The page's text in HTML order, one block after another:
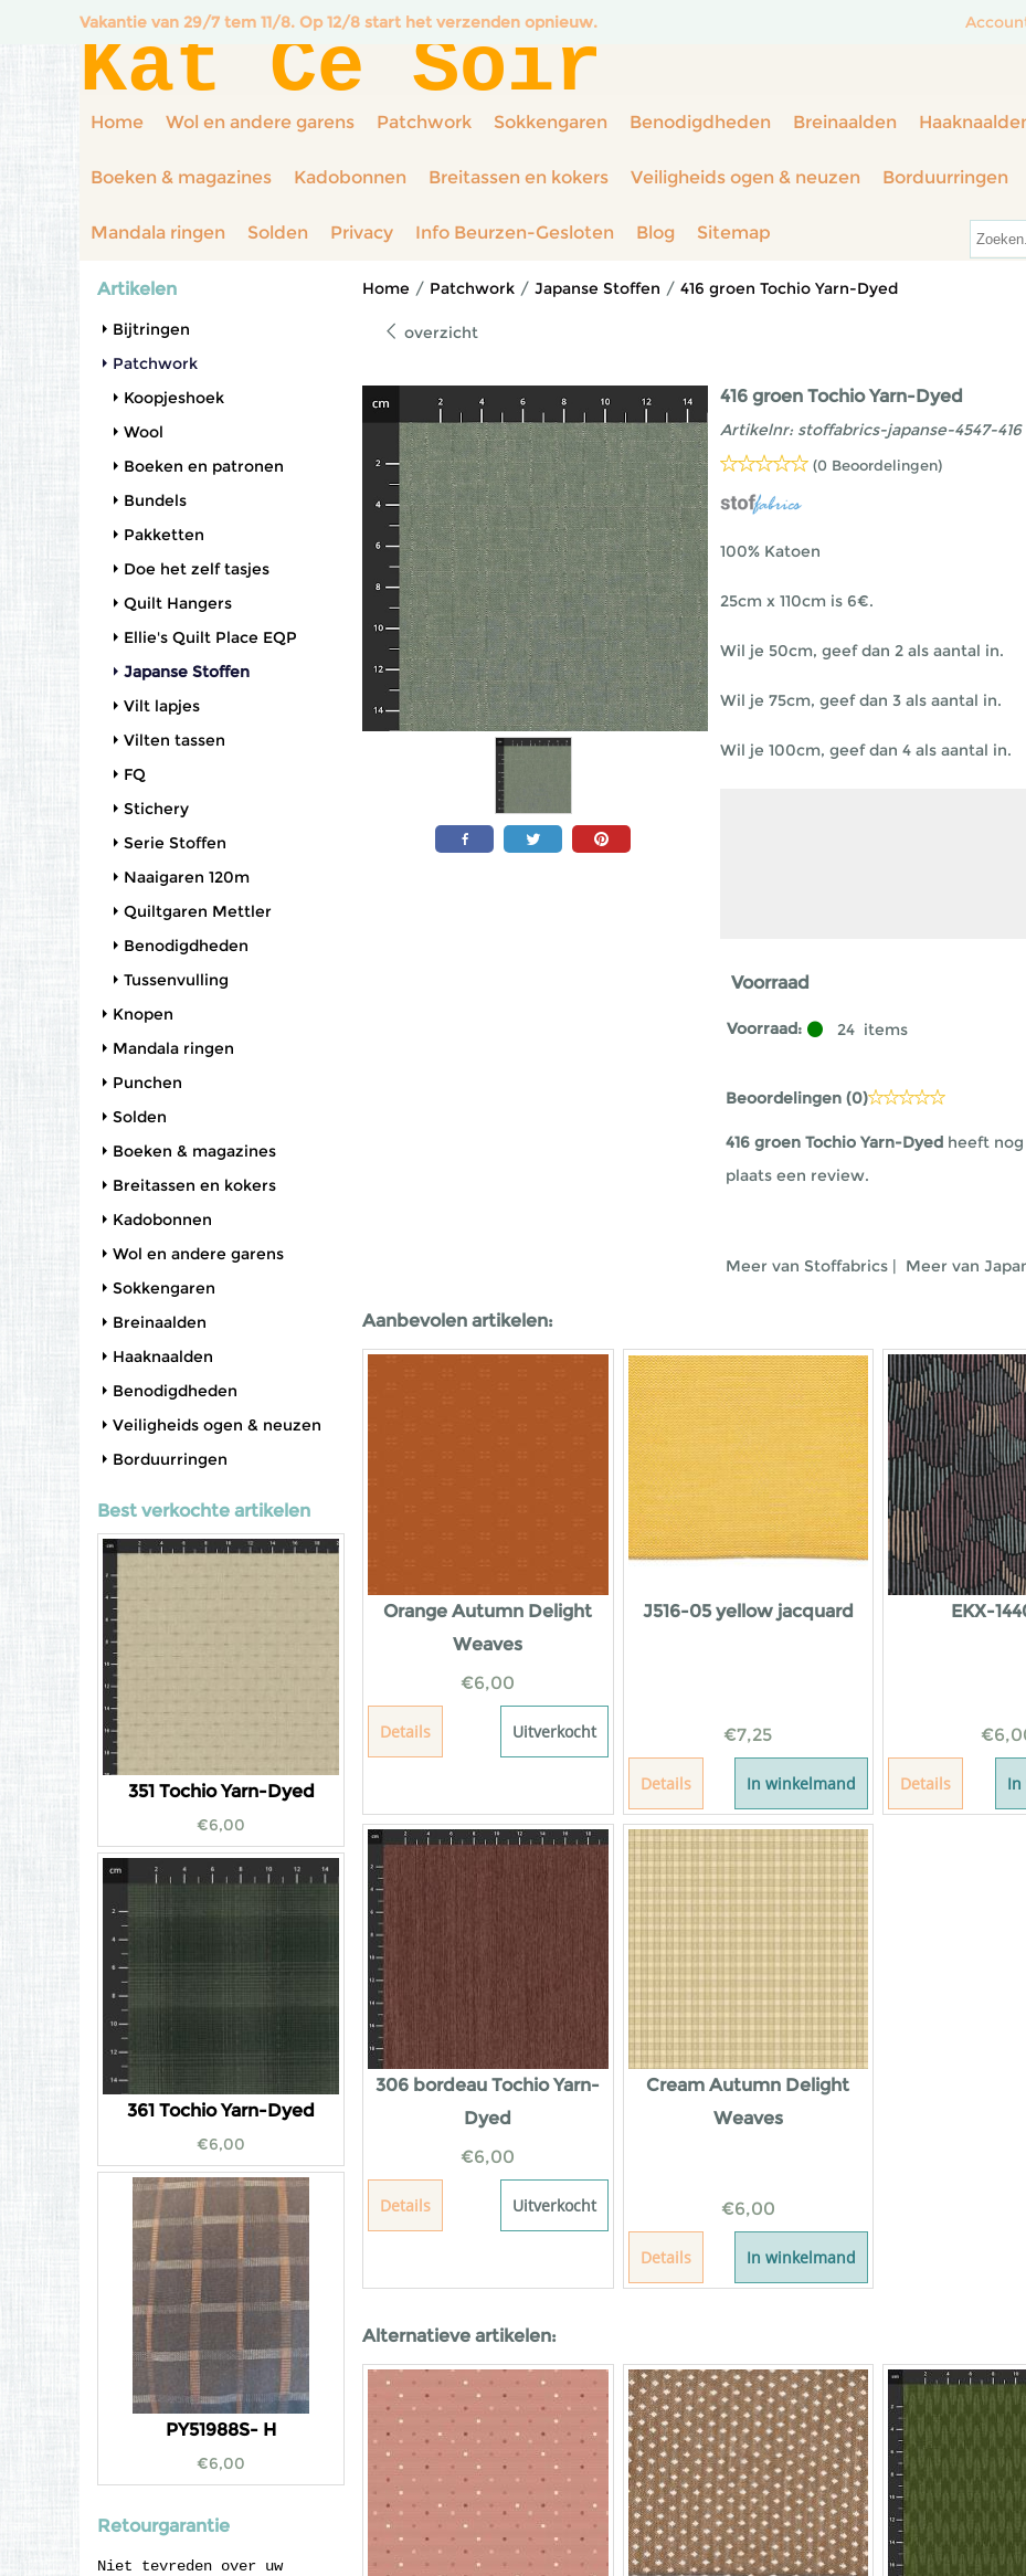
Vakantie van 29/7 tem 11/8. Op 12/8 start het verzenden opnieuw.
Kat Ce Soir
Home Wol en andere garens Patchwork Sokkengaren Benodigdheden Breinaalden
Boeken & magazines Kadobonnen Breitassen en kokers Veiligheids ogen & neuzen Borduurringen
Mandala ringen Solden Privacy Info Beurzen-Gesloten Blog Sitemap
Artikelen
Bijtringen
Patchwork
Koopjeshoek
Wool
Boeken en patronen
Bundels
Pakketten
Doe het zelf tasjes
Quilt Hangers
Ellie's Quilt Place EQP
Japanse Stoffen
Vilt lapjes
Vilten tassen
FQ
Stichery
Serie Stoffen
Naaigaren 120m
Quiltgaren Mettler
Benodigdheden
Tussenvulling
Knopen
Mandala ringen
Punchen
Solden
Boeken & magazines
Breitassen en kokers
Kadobonnen
Wol en andere garens
Sokkengaren
Breinaalden
Haaknaalden
Benodigdheden
Veiligheids ogen & neuzen
Borduurringen
Best verkochte artikelen
351 Tochio Yarn-Dyed
€6,00
361 Tochio Yarn-Dyed
€6,00
PY51988S- H
€6,00
Retourgarantie
Niet tevreden over uw
Home / Patchwork / Japanse Stoffen / 416 groen Tochio Yarn-Dyed
overzicht
416 groen Tochio Yarn-Dyed
Artikelnr: stoffabrics-japanse-4547-416
(0 Beoordelingen)
100% Katoen
25cm x 110cm is 6€.
Wil je 50cm, geef dan 2 als aantal in.
Wil je 75cm, geef dan 3 als aantal in.
Wil je 100cm, geef dan 4 als aantal in.
Voorraad
Voorraad: 24 items
Beoordelingen (0)
416 groen Tochio Yarn-Dyed heeft
plaats een review.
Meer van Stoffabrics | Meer van
Aanbevolen artikelen:
Orange Autumn Delight
Weaves
€6,00
Details Uitverkocht
J516-05 yellow jacquard
€7,25
Details In winkelmand
EKX-
€
Details In
306 bordeau Tochio Yarn-
Dyed
€6,00
Details Uitverkocht
Cream Autumn Delight
Weaves
€6,00
Details In winkelmand
Alternatieve artikelen: